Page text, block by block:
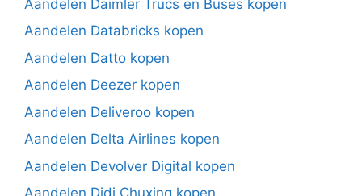
Aandelen Daimler Trucs en Buses kopen
Aandelen Databricks kopen
Aandelen Datto kopen
Aandelen Deezer kopen
Aandelen Deliveroo kopen
Aandelen Delta Airlines kopen
Aandelen Devolver Digital kopen